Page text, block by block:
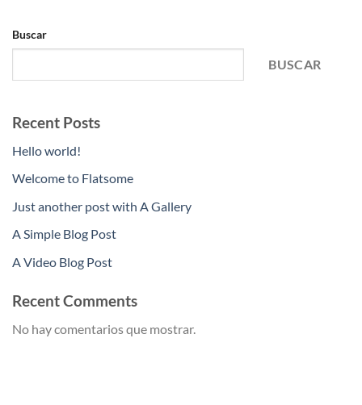
Buscar
BUSCAR
Recent Posts
Hello world!
Welcome to Flatsome
Just another post with A Gallery
A Simple Blog Post
A Video Blog Post
Recent Comments
No hay comentarios que mostrar.